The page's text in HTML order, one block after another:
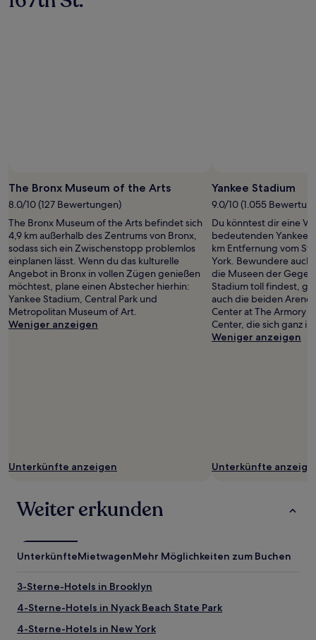
The Bronx Museum of the Arts
8.0/10 (127 Bewertungen)
The Bronx Museum of the Arts befindet sich
4,9 km außerhalb des Zentrums von Bronx,
sodass sich ein Zwischenstopp problemlos
einplanen lässt. Wenn du das kulturelle
Angebot in Bronx in vollen Zügen genießen
möchtest, plane einen Abstecher hierhin:
Yankee Stadium, Central Park und
Metropolitan Museum of Art.
Weniger anzeigen
Unterkünfte anzeigen
Yankee Stadium
9.0/10 (1.055
Du könntest dir eine
bedeutenden Yankee
km Entfernung vom
York. Bewundere
die Museen der
Stadium toll findest,
auch die beiden
Center at The Armory
Center, die sich ganz
Weniger anzeigen
Unterkünfte
Weiter erkunden
UnterkünfteMietwagenMehr Möglichkeiten zum Buchen
3-Sterne-Hotels in Brooklyn
4-Sterne-Hotels in Nyack Beach State Park
4-Sterne-Hotels in New York